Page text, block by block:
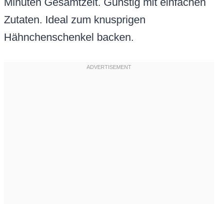
Zutaten. Ideal zum knusprigen
Hähnchenschenkel backen.